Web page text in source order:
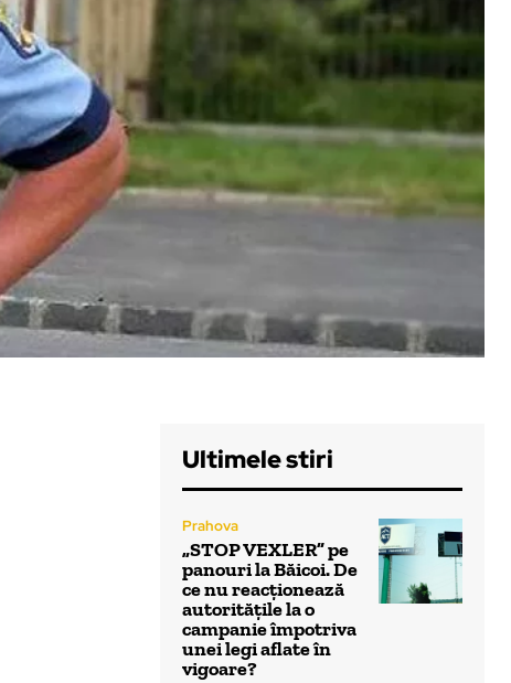
Ultimele stiri
Prahova
„STOP VEXLER” pe
panouri la Băicoi. De
ce nu reacționează
autoritățile la o
campanie împotriva
unei legi aflate în
vigoare?